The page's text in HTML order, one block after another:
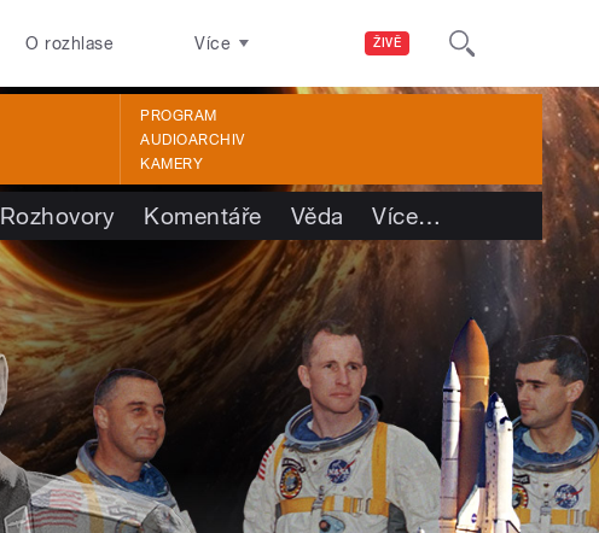
ŽIVĚ
O rozhlase Více
PROGRAM
AUDIOARCHIV
KAMERY
Rozhovory Komentáře Věda Více…